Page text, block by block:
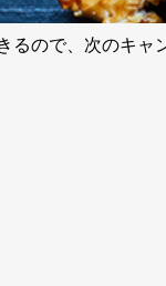
ので、次のキャ